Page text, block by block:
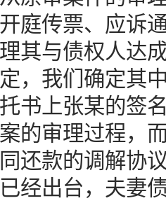
庭传票、应诉
其与债权人达
，我们确定其
书上张某的签
的审理过程，
还款的调解协
经出台，夫妻